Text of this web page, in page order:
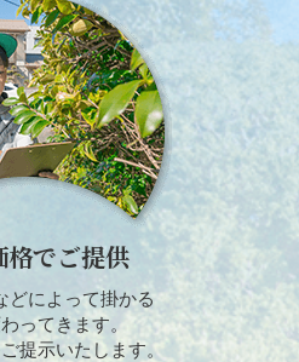
格でご提供
どによって掛かる
ってきます。
提示いたします。